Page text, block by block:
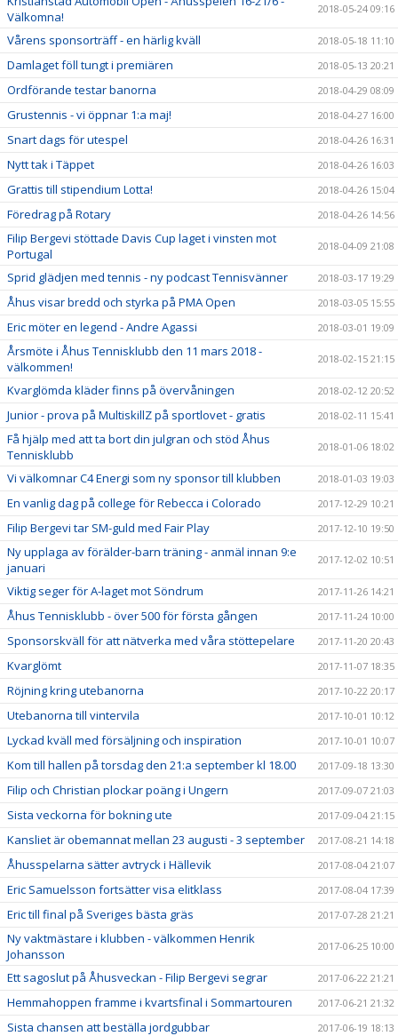
Välkomna!
2018-05-24 09:16
Vårens sponsorträff - en härlig kväll 2018-05-18 11:10
Damlaget föll tungt i premiären 2018-05-13 20:21
Ordförande testar banorna 2018-04-29 08:09
Grustennis - vi öppnar 1:a maj! 2018-04-27 16:00
Snart dags för utespel 2018-04-26 16:31
Nytt tak i Täppet 2018-04-26 16:03
Grattis till stipendium Lotta! 2018-04-26 15:04
Föredrag på Rotary 2018-04-26 14:56
Filip Bergevi stöttade Davis Cup laget i vinsten mot
Portugal
2018-04-09 21:08
Sprid glädjen med tennis - ny podcast Tennisvänner 2018-03-17 19:29
Åhus visar bredd och styrka på PMA Open 2018-03-05 15:55
Eric möter en legend - Andre Agassi 2018-03-01 19:09
Årsmöte i Åhus Tennisklubb den 11 mars 2018 -
välkommen!
2018-02-15 21:15
Kvarglömda kläder finns på övervåningen 2018-02-12 20:52
Junior - prova på MultiskillZ på sportlovet - gratis 2018-02-11 15:41
Få hjälp med att ta bort din julgran och stöd Åhus
Tennisklubb
2018-01-06 18:02
Vi välkomnar C4 Energi som ny sponsor till klubben 2018-01-03 19:03
En vanlig dag på college för Rebecca i Colorado 2017-12-29 10:21
Filip Bergevi tar SM-guld med Fair Play 2017-12-10 19:50
Ny upplaga av förälder-barn träning - anmäl innan 9:e
januari
2017-12-02 10:51
Viktig seger för A-laget mot Söndrum 2017-11-26 14:21
Åhus Tennisklubb - över 500 för första gången 2017-11-24 10:00
Sponsorskväll för att nätverka med våra stöttepelare 2017-11-20 20:43
Kvarglömt 2017-11-07 18:35
Röjning kring utebanorna 2017-10-22 20:17
Utebanorna till vintervila 2017-10-01 10:12
Lyckad kväll med försäljning och inspiration 2017-10-01 10:07
Kom till hallen på torsdag den 21:a september kl 18.00 2017-09-18 13:30
Filip och Christian plockar poäng i Ungern 2017-09-07 21:03
Sista veckorna för bokning ute 2017-09-04 21:15
Kansliet är obemannat mellan 23 augusti - 3 september 2017-08-21 14:18
Åhusspelarna sätter avtryck i Hällevik 2017-08-04 21:07
Eric Samuelsson fortsätter visa elitklass 2017-08-04 17:39
Eric till final på Sveriges bästa gräs 2017-07-28 21:21
Ny vaktmästare i klubben - välkommen Henrik
Johansson
2017-06-25 10:00
Ett sagoslut på Åhusveckan - Filip Bergevi segrar 2017-06-22 21:21
Hemmahoppen framme i kvartsfinal i Sommartouren 2017-06-21 21:32
Sista chansen att beställa jordgubbar 2017-06-19 18:13